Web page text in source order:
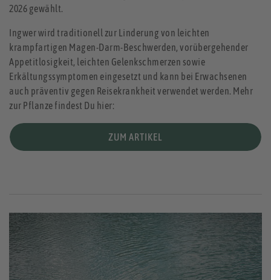
2026 gewählt.
Ingwer wird traditionell zur Linderung von leichten
krampfartigen Magen-Darm-Beschwerden, vorübergehender
Appetitlosigkeit, leichten Gelenkschmerzen sowie
Erkältungssymptomen eingesetzt und kann bei Erwachsenen
auch präventiv gegen Reisekrankheit verwendet werden. Mehr
zur Pflanze findest Du hier:
ZUM ARTIKEL